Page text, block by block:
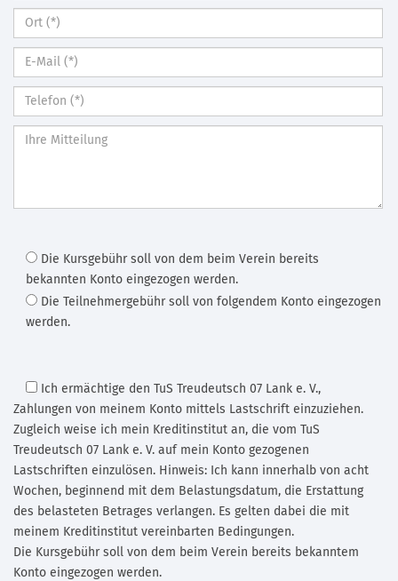
Die Kursgebühr soll von dem beim Verein bereits
bekannten Konto eingezogen werden.
Die Teilnehmergebühr soll von folgendem Konto eingezogen
werden.
Ich ermächtige den TuS Treudeutsch 07 Lank e. V.,
Zahlungen von meinem Konto mittels Lastschrift einzuziehen.
Zugleich weise ich mein Kreditinstitut an, die vom TuS
Treudeutsch 07 Lank e. V. auf mein Konto gezogenen
Lastschriften einzulösen. Hinweis: Ich kann innerhalb von acht
Wochen, beginnend mit dem Belastungsdatum, die Erstattung
des belasteten Betrages verlangen. Es gelten dabei die mit
meinem Kreditinstitut vereinbarten Bedingungen.
Die Kursgebühr soll von dem beim Verein bereits bekanntem
Konto eingezogen werden.